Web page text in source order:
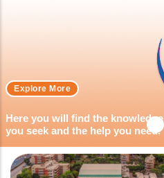
Here you will find the knowledge
you seek and the help you need.
Explore More